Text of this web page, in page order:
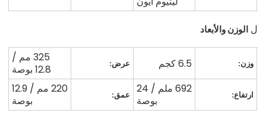
ل الوزن والأبعاد
وزن: 6.5 كجم عرض:
325 مم /
12.8 بوصة
ارتفاع:
692 ملم / 24
بوصة
عمق:
220 مم / 12.9
بوصة